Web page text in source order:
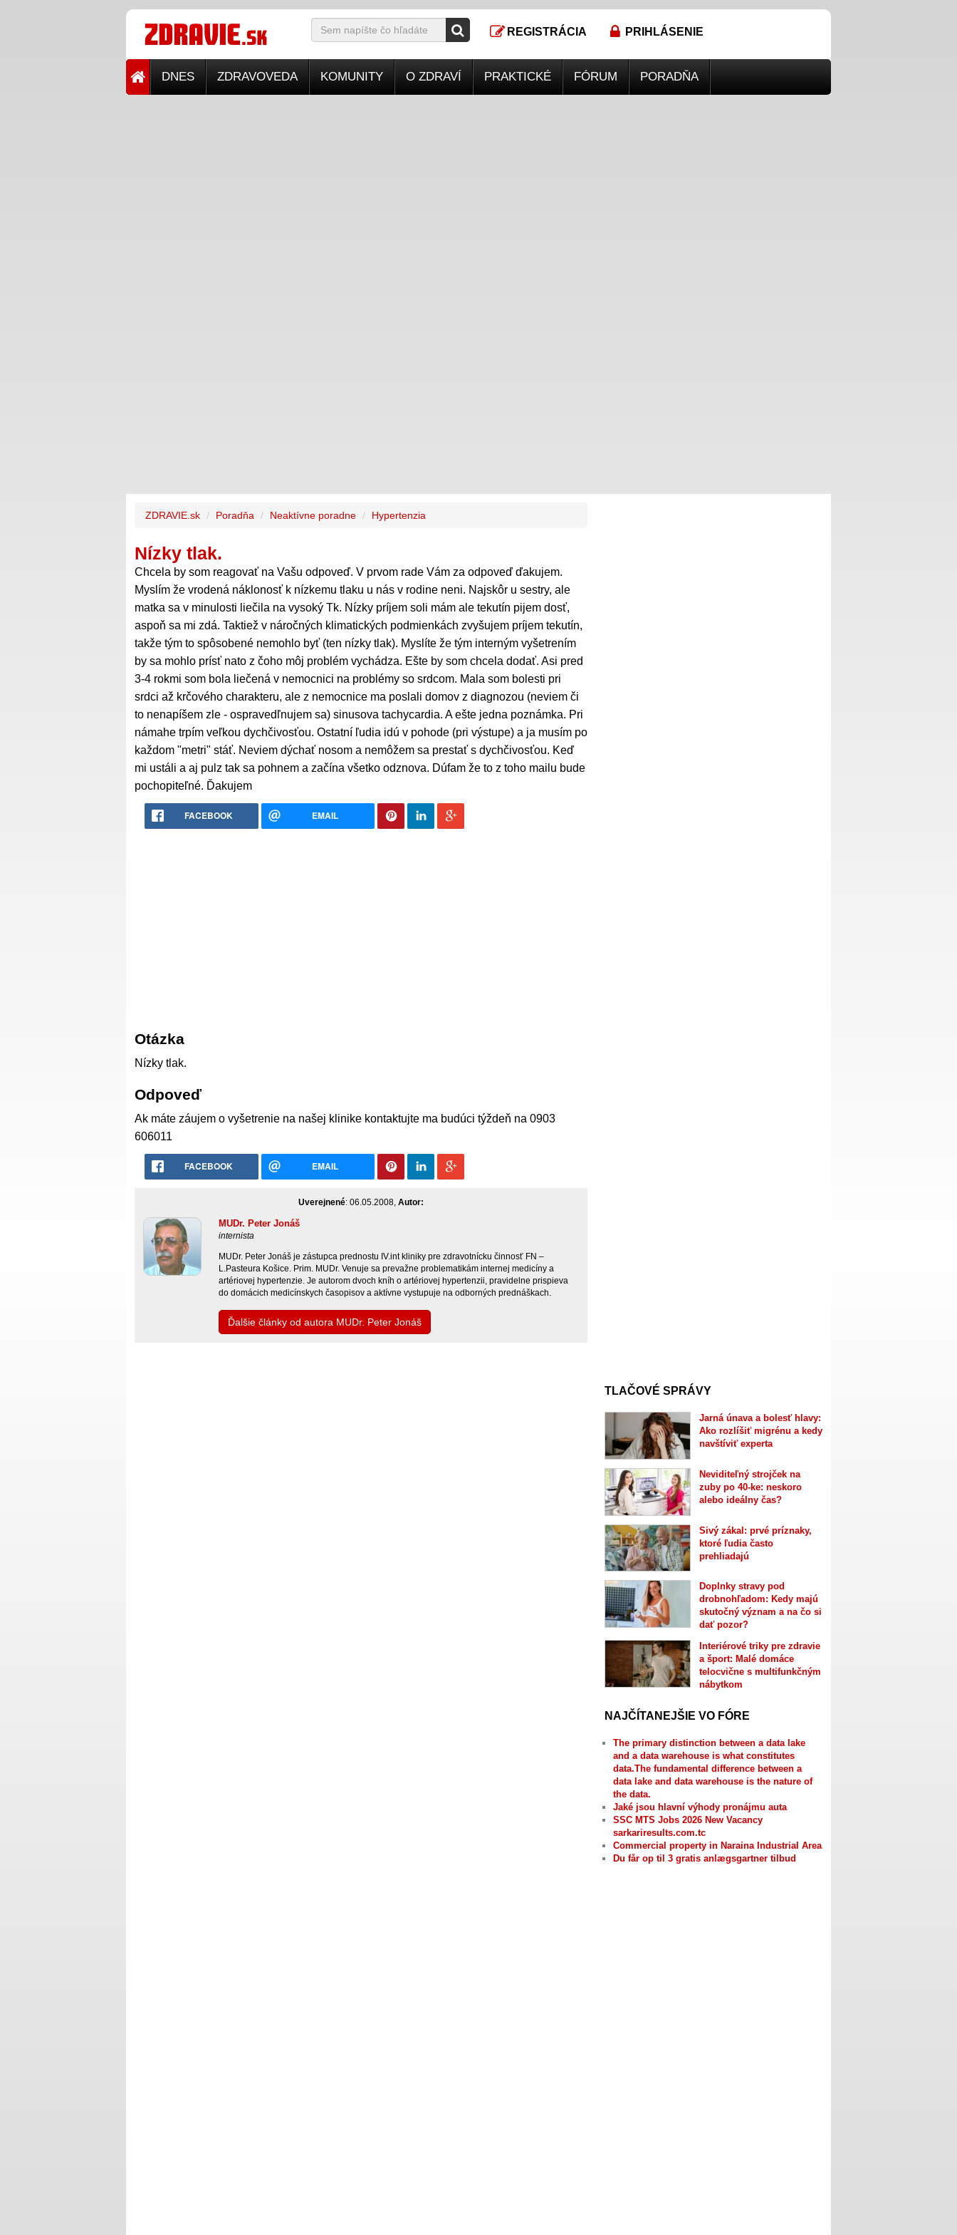
REGISTRÁCIA PRIHLÁSENIE
DNES ZDRAVOVEDA KOMUNITY O ZDRAVÍ PRAKTICKÉ FÓRUM PORADŇA
ZDRAVIE.sk Poradňa Neaktívne poradne Hypertenzia
Nízky tlak.
Chcela by som reagovať na Vašu odpoveď. V prvom rade Vám za odpoveď ďakujem.
Myslím že vrodená náklonosť k nízkemu tlaku u nás v rodine neni. Najskôr u sestry, ale
matka sa v minulosti liečila na vysoký Tk. Nízky príjem soli mám ale tekutín pijem dosť,
aspoň sa mi zdá. Taktiež v náročných klimatických podmienkách zvyšujem príjem tekutín,
takže tým to spôsobené nemohlo byť (ten nízky tlak). Myslíte že tým interným vyšetrením
by sa mohlo prísť nato z čoho môj problém vychádza. Ešte by som chcela dodať. Asi pred
3-4 rokmi som bola liečená v nemocnici na problémy so srdcom. Mala som bolesti pri
srdci až krčového charakteru, ale z nemocnice ma poslali domov z diagnozou (neviem či
to nenapíšem zle - ospravedľnujem sa) sinusova tachycardia. A ešte jedna poznámka. Pri
námahe trpím veľkou dychčivosťou. Ostatní ľudia idú v pohode (pri výstupe) a ja musím po
každom "metri" stáť. Neviem dýchať nosom a nemôžem sa prestať s dychčivosťou. Keď
mi ustáli a aj pulz tak sa pohnem a začína všetko odznova. Dúfam že to z toho mailu bude
pochopiteľné. Ďakujem
FACEBOOK EMAIL
Otázka
Nízky tlak.
Odpoveď
Ak máte záujem o vyšetrenie na našej klinike kontaktujte ma budúci týždeň na 0903
606011
FACEBOOK EMAIL
Uverejnené: 06.05.2008, Autor:
MUDr. Peter Jonáš
internista
MUDr. Peter Jonáš je zástupca prednostu IV.int kliniky pre zdravotnícku činnosť FN –
L.Pasteura Košice. Prim. MUDr. Venuje sa prevažne problematikám internej medicíny a
artériovej hypertenzie. Je autorom dvoch kníh o artériovej hypertenzii, pravidelne prispieva
do domácich medicínskych časopisov a aktívne vystupuje na odborných prednáškach.
Ďalšie články od autora MUDr. Peter Jonáš
TLAČOVÉ SPRÁVY
Jarná únava a bolesť hlavy:
Ako rozlíšiť migrénu a kedy
navštíviť experta
Neviditeľný strojček na
zuby po 40-ke: neskoro
alebo ideálny čas?
Sivý zákal: prvé príznaky,
ktoré ľudia často
prehliadajú
Doplnky stravy pod
drobnohľadom: Kedy majú
skutočný význam a na čo si
dať pozor?
Interiérové triky pre zdravie
a šport: Malé domáce
telocvične s multifunkčným
nábytkom
NAJČÍTANEJŠIE VO FÓRE
The primary distinction between a data lake
and a data warehouse is what constitutes
data.The fundamental difference between a
data lake and data warehouse is the nature of
the data.
Jaké jsou hlavní výhody pronájmu auta
SSC MTS Jobs 2026 New Vacancy
sarkariresults.com.tc
Commercial property in Naraina Industrial Area
Du får op til 3 gratis anlægsgartner tilbud